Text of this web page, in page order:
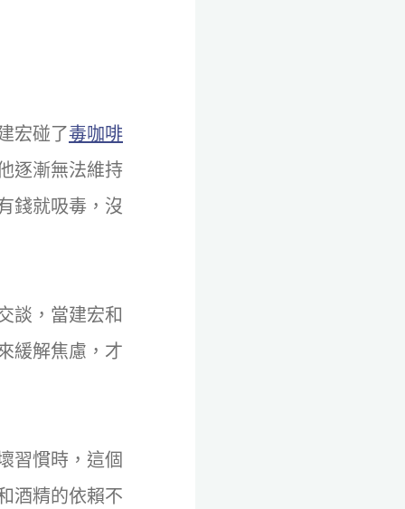
宏碰了毒咖啡
逐漸無法維持
錢就吸毒，沒
談，當建宏和
緩解焦慮，才
習慣時，這個
酒精的依賴不